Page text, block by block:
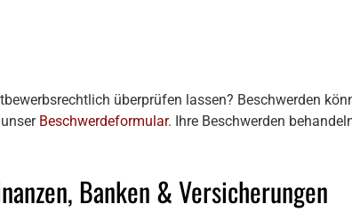
überprüfen lassen? Beschwerden
Beschwerdeformular. Ihre Beschwerden
Banken & Versicherungen